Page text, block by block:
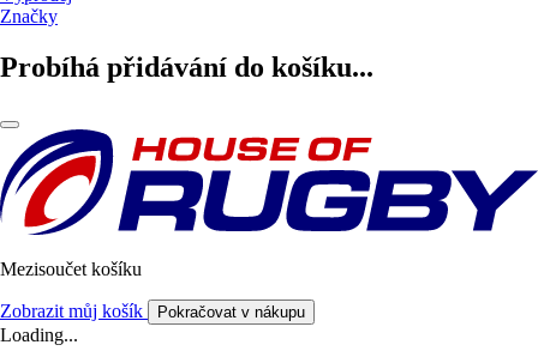
Značky
Probíhá přidávání do košíku...
Mezisoučet košíku
Zobrazit můj košík Pokračovat v nákupu
Loading...